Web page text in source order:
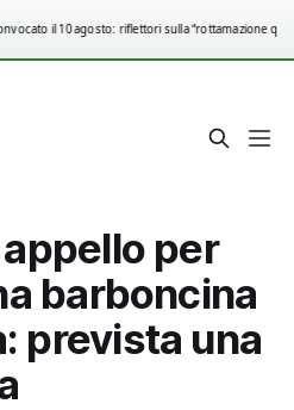
il 10 agosto: riflettori sulla “rottamazione
per
barboncina
prevista una